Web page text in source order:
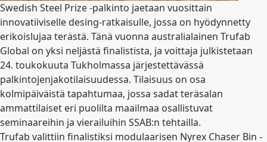
Swedish Steel Prize -palkinto jaetaan vuosittain
innovatiiviselle desing-ratkaisulle, jossa on hyödynnetty
erikoislujaa terästä. Tänä vuonna australialainen Trufab
Global on yksi neljästä finalistista, ja voittaja julkistetaan
24. toukokuuta Tukholmassa järjestettävässä
palkintojenjakotilaisuudessa. Tilaisuus on osa
kolmipäiväistä tapahtumaa, jossa sadat teräsalan
ammattilaiset eri puolilta maailmaa osallistuvat
seminaareihin ja vierailuihin SSAB:n tehtailla.
Trufab valittiin finalistiksi modulaarisen Nyrex Chaser Bin -